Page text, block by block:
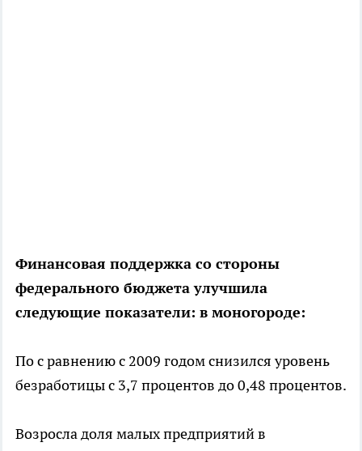
Финансовая поддержка со стороны
федерального бюджета улучшила
следующие показатели: в моногороде:
По с равнению с 2009 годом снизился уровень
безработицы с 3,7 процентов до 0,48 процентов.
Возросла доля малых предприятий в